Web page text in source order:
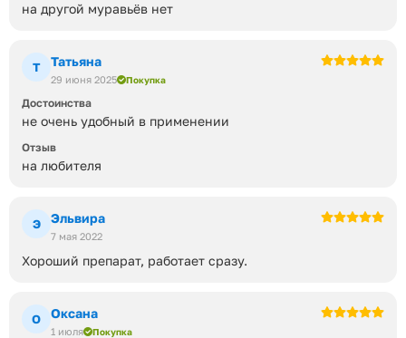
на другой муравьёв нет
Т Татьяна
29 июня 2025 Покупка
Достоинства
не очень удобный в применении
Отзыв
на любителя
Э Эльвира
7 мая 2022
Хороший препарат, работает сразу.
О Оксана
1 июля Покупка